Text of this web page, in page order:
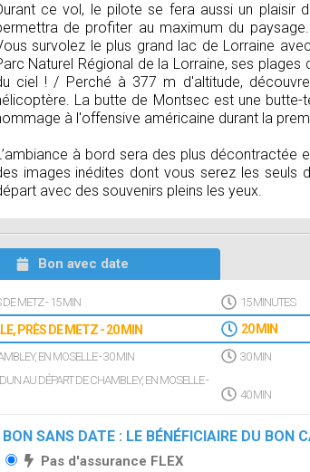
ce vol, le pilote se fera aussi un plaisir
de profiter au maximum du
survolez le plus grand lac de Lorraine
Naturel Régional de la Lorraine, ses
ciel ! / Perché à 377 m d'altitude,
La butte de Montsec est une
à l'offensive américaine durant la
à bord sera des plus
images inédites dont vous serez les seuls
avec des souvenirs pleins les yeux.
Bon avec date
DE METZ - 15 MIN 15 MINUTES
PRÈS DE METZ - 20 MIN 20 MIN
EN MOSELLE - 30 MIN 30 MIN
AU DÉPART DE CHAMBLEY, EN MOSELLE -
40 MIN
BON SANS DATE : LE BÉNÉFICIAIRE DU BON
Pas d'assurance FLEX